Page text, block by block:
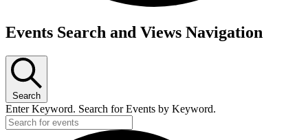
Events Search and Views Navigation
Search
Enter Keyword. Search for Events by Keyword.